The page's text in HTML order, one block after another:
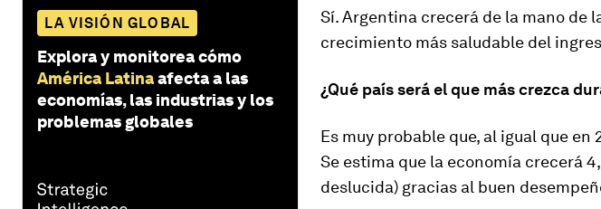
LA VISIÓN GLOBAL
Explora y monitorea cómo
América Latinaafecta a las
economías, las industrias y los
problemas globales
Sí. Argentina crecerá de la mano de
crecimiento más saludable del
¿Qué país será el que más crezca
Es muy probable que, al igual que en
Se estima que la economía crecerá
deslucida) gracias al buen